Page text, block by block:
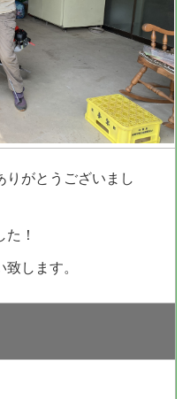
りがとうございまし
！
します。